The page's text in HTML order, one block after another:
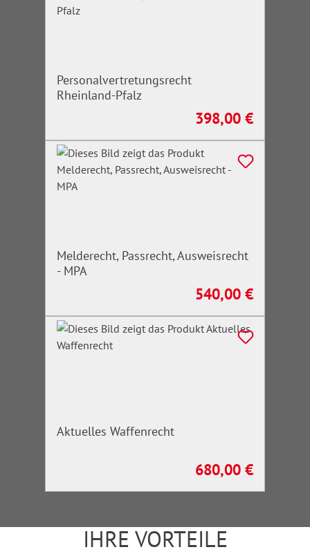
Personalvertretungsrecht
Rheinland-Pfalz
Regulärer Preis:
398,00 €
Melderecht, Passrecht, Ausweisrecht
- MPA
Regulärer Preis:
540,00 €
Aktuelles Waffenrecht
Regulärer Preis:
680,00 €
IHRE VORTEILE